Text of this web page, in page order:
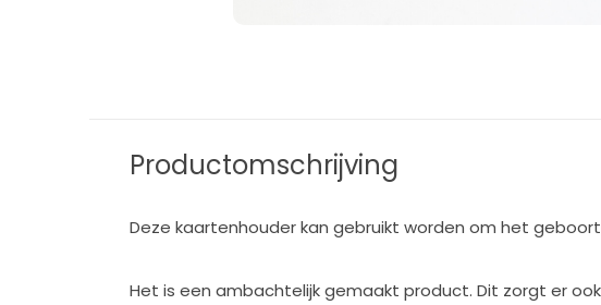
Productomschrijving
Deze kaartenhouder kan gebruikt worden om het
Het is een ambachtelijk gemaakt product. Dit zorgt er